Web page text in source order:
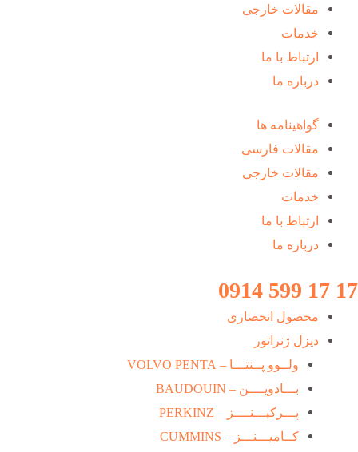
مقالات خارجی
خدمات
ارتباط با ما
درباره ما
گواهینامه ها
مقالات فارسی
مقالات خارجی
خدمات
ارتباط با ما
درباره ما
17 17 599 0914
محصول انحصاری
دیزل ژنراتور
ولــوو پــنتـــا – VOLVO PENTA
بـــادویــــن – BAUDOUIN
پـــرکیـــنــــز – PERKINZ
کــامیـــنـــز – CUMMINS